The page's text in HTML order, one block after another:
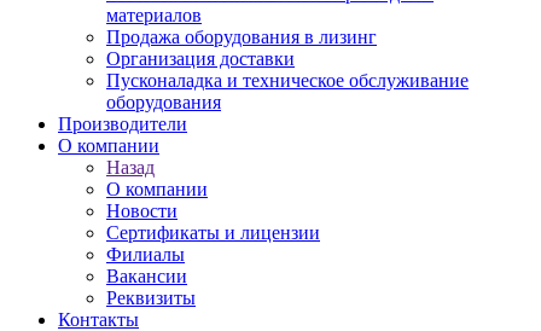
материалов
Продажа оборудования в лизинг
Организация доставки
Пусконаладка и техническое обслуживание
оборудования
Производители
О компании
Назад
О компании
Новости
Сертификаты и лицензии
Филиалы
Вакансии
Реквизиты
Контакты